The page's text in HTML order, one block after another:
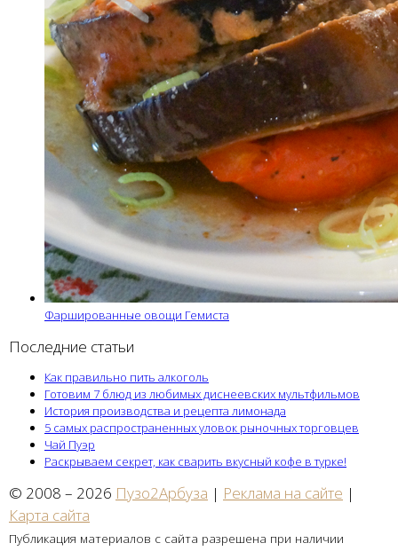
Фаршированные овощи Гемиста
Последние статьи
Как правильно пить алкоголь
Готовим 7 блюд из любимых диснеевских мультфильмов
История производства и рецепта лимонада
5 самых распространенных уловок рыночных торговцев
Чай Пуэр
Раскрываем секрет, как сварить вкусный кофе в турке!
© 2008 – 2026 Пузо2Арбуза | Реклама на сайте |
Карта сайта
Публикация материалов с сайта разрешена при наличии